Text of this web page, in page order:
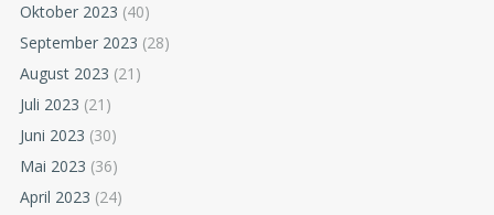
Oktober 2023 (40)
September 2023 (28)
August 2023 (21)
Juli 2023 (21)
Juni 2023 (30)
Mai 2023 (36)
April 2023 (24)